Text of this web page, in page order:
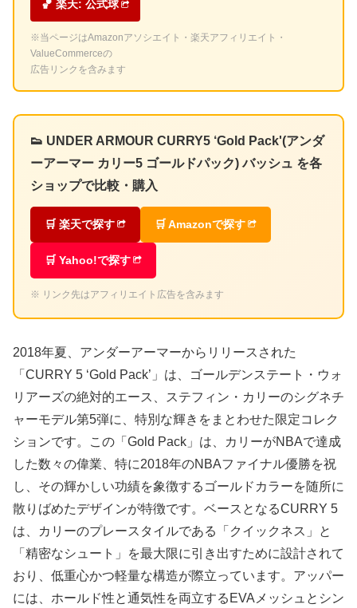
🏀 楽天: 公式球
※当ページはAmazonアソシエイト・楽天アフィリエイト・
ValueCommerceの
広告リンクを含みます
👟 UNDER ARMOUR CURRY5 ‘Gold Pack'(アンダ
ーアーマー カリー5 ゴールドパック) バッシュ を各
ショップで比較・購入
🛒 楽天で探す 🛒 Amazonで探す
🛒 Yahoo!で探す
※ リンク先はアフィリエイト広告を含みます
2018年夏、アンダーアーマーからリリースされた
「CURRY 5 ‘Gold Pack’」は、ゴールデンステート・ウォ
リアーズの絶対的エース、ステフィン・カリーのシグネチ
ャーモデル第5弾に、特別な輝きをまとわせた限定コレク
ションです。この「Gold Pack」は、カリーがNBAで達成
した数々の偉業、特に2018年のNBAファイナル優勝を祝
し、その輝かしい功績を象徴するゴールドカラーを随所に
散りばめたデザインが特徴です。ベースとなるCURRY 5
は、カリーのプレースタイルである「クイックネス」と
「精密なシュート」を最大限に引き出すために設計されて
おり、低重心かつ軽量な構造が際立っています。アッパー
には、ホールド性と通気性を両立するEVAメッシュとシン